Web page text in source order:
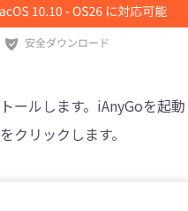
ールします。iAnyGoを起
クリックします。